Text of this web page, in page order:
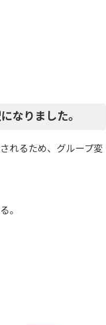
なりました。
れるため、グループ変
。